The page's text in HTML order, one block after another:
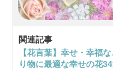
関連記事
【花言葉】幸せ・幸福
り物に最適な幸せの花34